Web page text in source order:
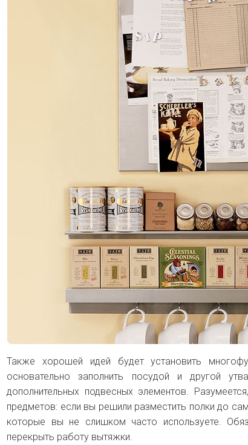
Также хорошей идей будет установить
основательно заполнить посудой и другой
дополнительных подвесных элементов.
предметов: если вы решили разместить полки до
которые вы не слишком часто используете.
перекрыть работу вытяжки.